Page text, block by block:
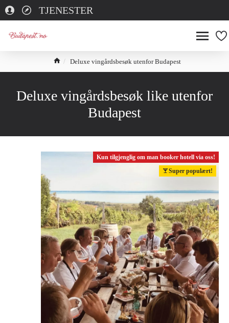
TJENESTER
Deluxe vingårdsbesøk utenfor Budapest
Deluxe vingårdsbesøk like utenfor
Budapest
Kun tilgjenglig om man booker hotell via oss!
Super populært!